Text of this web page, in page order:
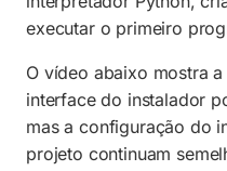
executar o primeiro
O vídeo abaixo mostra
interface do instalador
mas a configuração do
projeto continuam
Perguntas frequentes